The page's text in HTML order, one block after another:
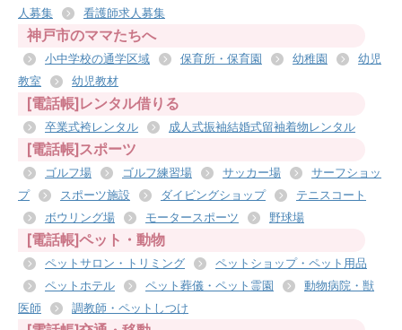
人募集
看護師求人募集
神戸市のママたちへ
小中学校の通学区域 保育所・保育園 幼稚園
幼児
教室
幼児教材
[電話帳]レンタル借りる
卒業式袴レンタル 成人式振袖結婚式留袖着物レンタル
[電話帳]スポーツ
ゴルフ場 ゴルフ練習場 サッカー場
サーフショッ
プ
スポーツ施設 ダイビングショップ
テニスコート
ボウリング場
モータースポーツ 野球場
[電話帳]ペット・動物
ペットサロン・トリミング
ペットショップ・ペット用品
ペットホテル
ペット葬儀・ペット霊園
動物病院・獣
医師
調教師・ペットしつけ